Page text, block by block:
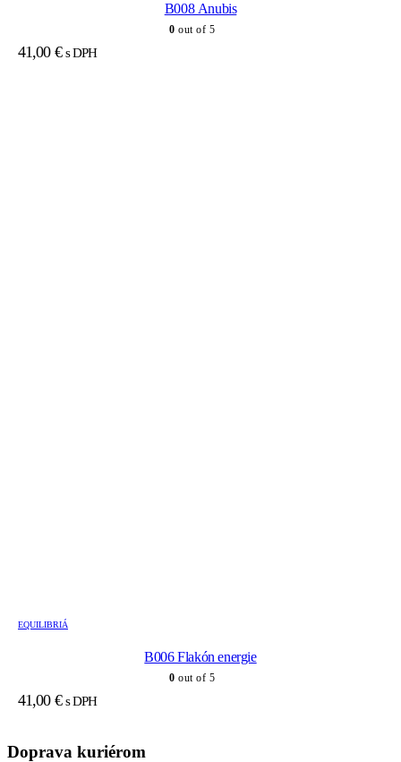
B008 Anubis
0 out of 5
41,00 € s DPH
EQUILIBRIÁ
B006 Flakón energie
0 out of 5
41,00 € s DPH
Doprava kuriérom